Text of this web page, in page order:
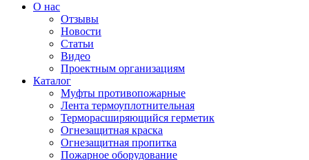
О нас
Отзывы
Новости
Статьи
Видео
Проектным организациям
Каталог
Муфты противопожарные
Лента термоуплотнительная
Терморасширяющийся герметик
Огнезащитная краска
Огнезащитная пропитка
Пожарное оборудование